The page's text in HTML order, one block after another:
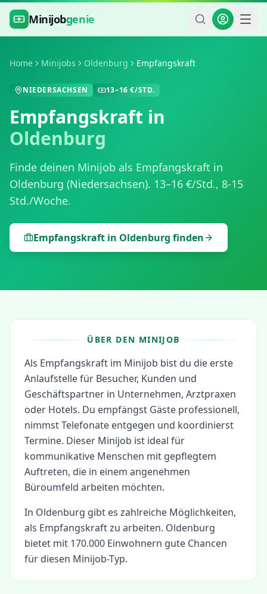
Zum Hauptinhalt springen
Minijobgenie
Home Minijobs Oldenburg Empfangskraft
NIEDERSACHSEN 13–16 €/STD.
Empfangskraft in
Oldenburg
Finde deinen Minijob als Empfangskraft in
Oldenburg (Niedersachsen). 13–16 €/Std., 8-15
Std./Woche.
Empfangskraft in Oldenburg finden
ÜBER DEN MINIJOB
Als Empfangskraft im Minijob bist du die erste
Anlaufstelle für Besucher, Kunden und
Geschäftspartner in Unternehmen, Arztpraxen
oder Hotels. Du empfängst Gäste professionell,
nimmst Telefonate entgegen und koordinierst
Termine. Dieser Minijob ist ideal für
kommunikative Menschen mit gepflegtem
Auftreten, die in einem angenehmen
Büroumfeld arbeiten möchten.
In Oldenburg gibt es zahlreiche Möglichkeiten,
als Empfangskraftzu arbeiten. Oldenburg
bietet mit 170.000 Einwohnern gute Chancen
für diesen Minijob-Typ.